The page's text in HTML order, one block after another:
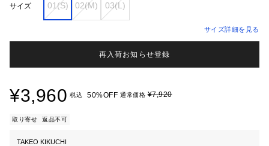
サイズ 01(S) 02(M) 03(L)
サイズ詳細を見る
再入荷お知らせ登録
¥3,960 税込 50%OFF 通常価格¥7,920
取り寄せ 返品不可
TAKEO KIKUCHI